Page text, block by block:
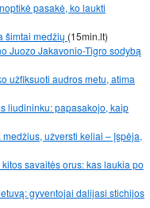
pasakė, ko laukti
šimtai medžių (15min.lt)
Juozo Jakavonio-Tigro sodybą
užfiksuoti audros metu, atima
liudininku: papasakojo, kaip
užversti keliai – įspėja,
savaitės orus: kas laukia po
gyventojai dalijasi stichijos